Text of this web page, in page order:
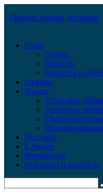
Укажите регион доставки
О нас
Статьи
Новости
Вопросы и
Отзывы
Услуги
Установка
Установка
Свайно-
Доставка
$ Акции
Фото/видео
Выставки и контакты